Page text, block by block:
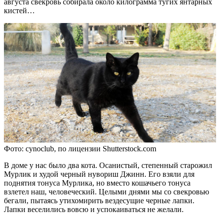
августа свекровь собирала около килограмма тугих янтарных
кистей…
Фото: cynoclub, по лицензии Shutterstock.com
В доме у нас было два кота. Осанистый, степенный старожил
Мурлик и худой черный нувориш Джинн. Его взяли для
поднятия тонуса Мурлика, но вместо кошачьего тонуса
взлетел наш, человеческий. Целыми днями мы со свекровью
бегали, пытаясь утихомирить вездесущие черные лапки.
Лапки веселились вовсю и успокаиваться не желали.